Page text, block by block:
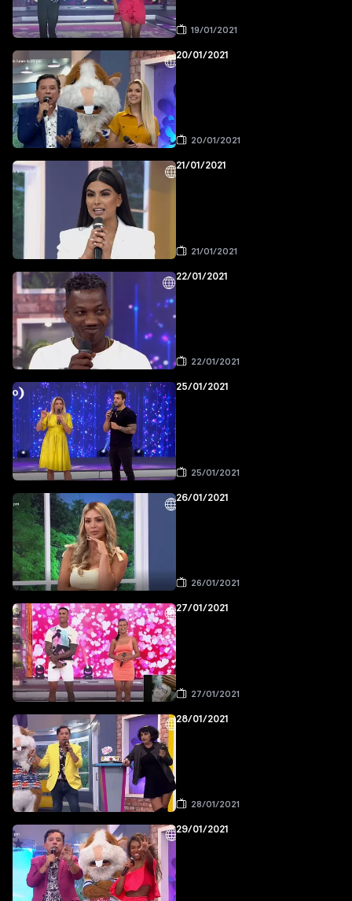
19/01/2021
20/01/2021
20/01/2021
21/01/2021
21/01/2021
22/01/2021
22/01/2021
25/01/2021
25/01/2021
26/01/2021
26/01/2021
27/01/2021
27/01/2021
28/01/2021
28/01/2021
29/01/2021